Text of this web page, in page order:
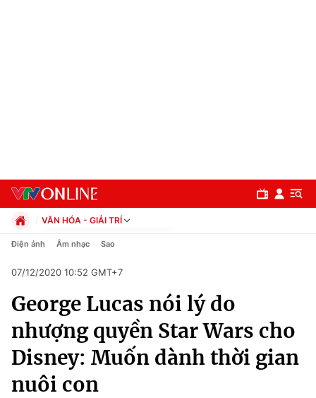
Chuyên mục
Chính trị
Xã hội
VĂN HÓA - GIẢI TRÍ
Chính trị
Pháp luật
Kinh tế
Thể thao
Truyền hình
Văn hóa - Giải trí
Đời sống
Điện ảnh Âm nhạc Sao
07/12/2020 10:52 GMT+7
George Lucas nói lý do
nhượng quyền Star Wars cho
Disney: Muốn dành thời gian
nuôi con